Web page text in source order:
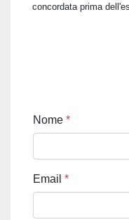
concordata prima
Nome *
Email *